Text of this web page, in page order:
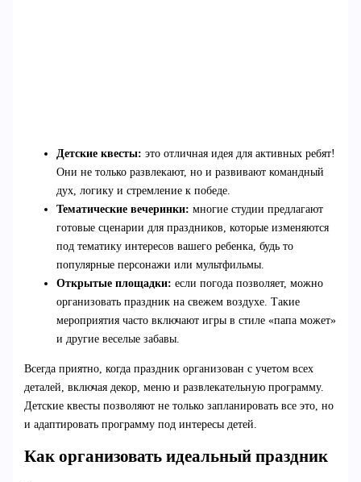
Детские квесты: это отличная идея для активных ребят!
Они не только развлекают, но и развивают командный
дух, логику и стремление к победе.
Тематические вечеринки: многие студии предлагают
готовые сценарии для праздников, которые изменяются
под тематику интересов вашего ребенка, будь то
популярные персонажи или мультфильмы.
Открытые площадки: если погода позволяет, можно
организовать праздник на свежем воздухе. Такие
мероприятия часто включают игры в стиле «папа может»
и другие веселые забавы.
Всегда приятно, когда праздник организован с учетом всех
деталей, включая декор, меню и развлекательную программу.
Детские квесты позволяют не только запланировать все это, но
и адаптировать программу под интересы детей.
Как организовать идеальный праздник